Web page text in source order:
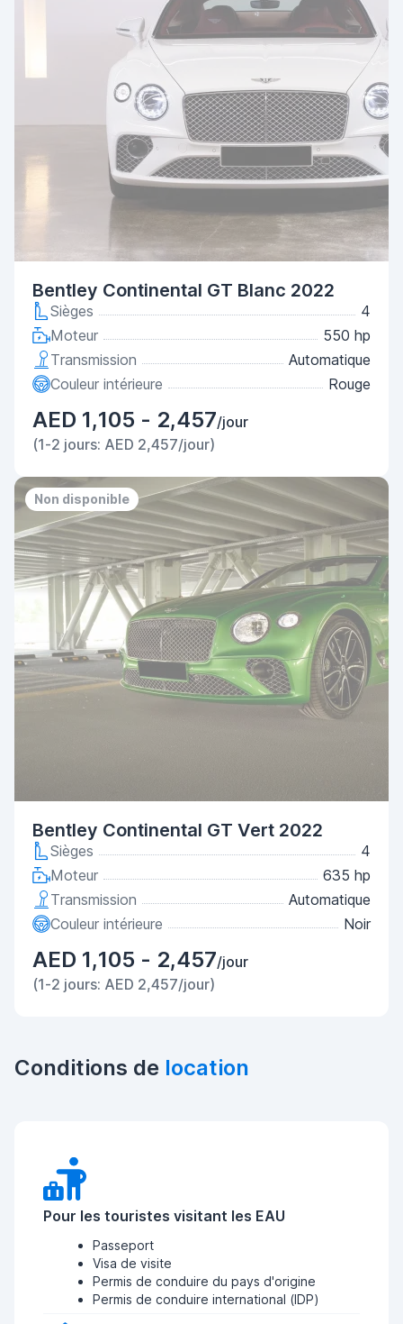
Bentley Continental GT Blanc 2022
Sièges
4
Moteur
550 hp
Transmission
Automatique
Couleur intérieure
Rouge
AED 1,105 - 2,457/jour
(1-2 jours: AED 2,457/jour)
Non disponible
Bentley Continental GT Vert 2022
Sièges
4
Moteur
635 hp
Transmission
Automatique
Couleur intérieure
Noir
AED 1,105 - 2,457/jour
(1-2 jours: AED 2,457/jour)
Conditions de location
Pour les touristes visitant les EAU
Passeport
Visa de visite
Permis de conduire du pays d'origine
Permis de conduire international (IDP)